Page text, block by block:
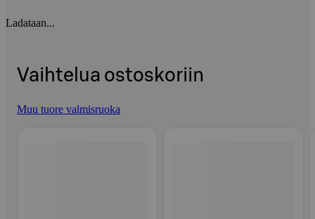
Ladataan...
Vaihtelua ostoskoriin
Muu tuore valmisruoka